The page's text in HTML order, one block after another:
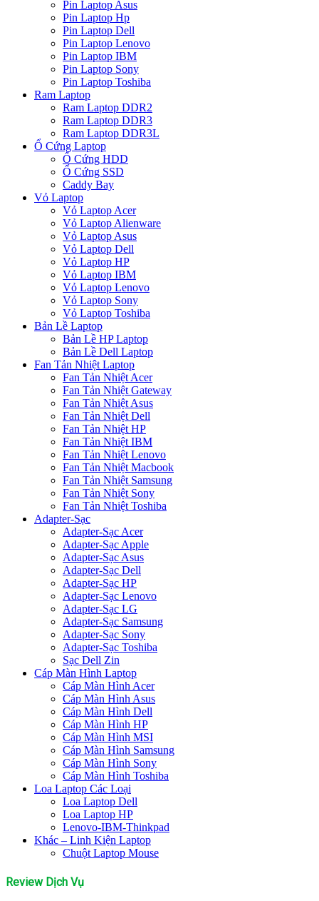
Pin Laptop Asus
Pin Laptop Hp
Pin Laptop Dell
Pin Laptop Lenovo
Pin Laptop IBM
Pin Laptop Sony
Pin Laptop Toshiba
Ram Laptop
Ram Laptop DDR2
Ram Laptop DDR3
Ram Laptop DDR3L
Ổ Cứng Laptop
Ổ Cứng HDD
Ổ Cứng SSD
Caddy Bay
Vỏ Laptop
Vỏ Laptop Acer
Vỏ Laptop Alienware
Vỏ Laptop Asus
Vỏ Laptop Dell
Vỏ Laptop HP
Vỏ Laptop IBM
Vỏ Laptop Lenovo
Vỏ Laptop Sony
Vỏ Laptop Toshiba
Bản Lề Laptop
Bản Lề HP Laptop
Bản Lề Dell Laptop
Fan Tản Nhiệt Laptop
Fan Tản Nhiệt Acer
Fan Tản Nhiệt Gateway
Fan Tản Nhiệt Asus
Fan Tản Nhiệt Dell
Fan Tản Nhiệt HP
Fan Tản Nhiệt IBM
Fan Tản Nhiệt Lenovo
Fan Tản Nhiệt Macbook
Fan Tản Nhiệt Samsung
Fan Tản Nhiệt Sony
Fan Tản Nhiệt Toshiba
Adapter-Sạc
Adapter-Sạc Acer
Adapter-Sạc Apple
Adapter-Sạc Asus
Adapter-Sạc Dell
Adapter-Sạc HP
Adapter-Sạc Lenovo
Adapter-Sạc LG
Adapter-Sạc Samsung
Adapter-Sạc Sony
Adapter-Sạc Toshiba
Sạc Dell Zin
Cáp Màn Hình Laptop
Cáp Màn Hình Acer
Cáp Màn Hình Asus
Cáp Màn Hình Dell
Cáp Màn Hình HP
Cáp Màn Hình MSI
Cáp Màn Hình Samsung
Cáp Màn Hình Sony
Cáp Màn Hình Toshiba
Loa Laptop Các Loại
Loa Laptop Dell
Loa Laptop HP
Lenovo-IBM-Thinkpad
Khác – Linh Kiện Laptop
Chuột Laptop Mouse
Review Dịch Vụ